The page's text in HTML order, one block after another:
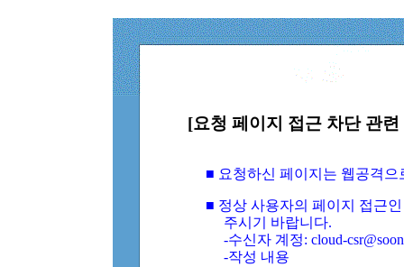
[요청 페이지 접근 차단 관
■ 요청하신 페이지는 웹공격
■ 정상 사용자의 페이지 접근
주시기 바랍니다.
-수신자 계정: cloud-
-작성 내용